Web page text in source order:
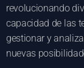
revolucionando
capacidad de las
gestionar y
nuevas